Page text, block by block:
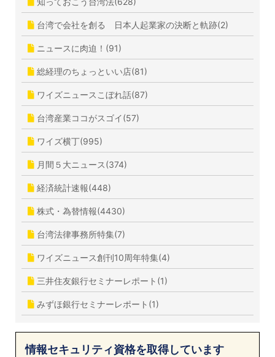
台湾で会社を創る 日本人起業家の決断と軌跡(2)
ニュースに肉迫！(91)
総経理のちょっといい店(81)
ワイズニュースこぼれ話(87)
台湾産業ココがスゴイ(57)
ワイズ横丁(995)
月間５大ニュース(374)
経済統計速報(448)
株式・為替情報(4430)
台湾法律事務所特集(7)
ワイズニュース創刊10周年特集(4)
三井住友銀行セミナーレポート(1)
みずほ銀行セミナーレポート(1)
情報セキュリティ資格を取得しています